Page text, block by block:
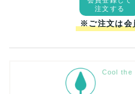
注文する
※ご注文は会
Cool the